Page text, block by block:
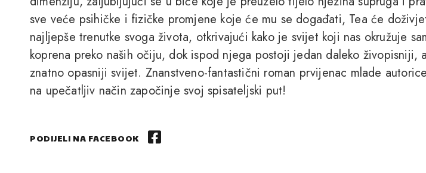
sve veće psihičke i fizičke promjene koje će mu se događati, Tea će
najljepše trenutke svoga života, otkrivajući kako je svijet koji nas okružuje
koprena preko naših očiju, dok ispod njega postoji jedan daleko živopisniji,
znatno opasniji svijet. Znanstveno-fantastični roman prvijenac mlade
na upečatljiv način započinje svoj spisateljski put!
PODIJELI NA FACEBOOK